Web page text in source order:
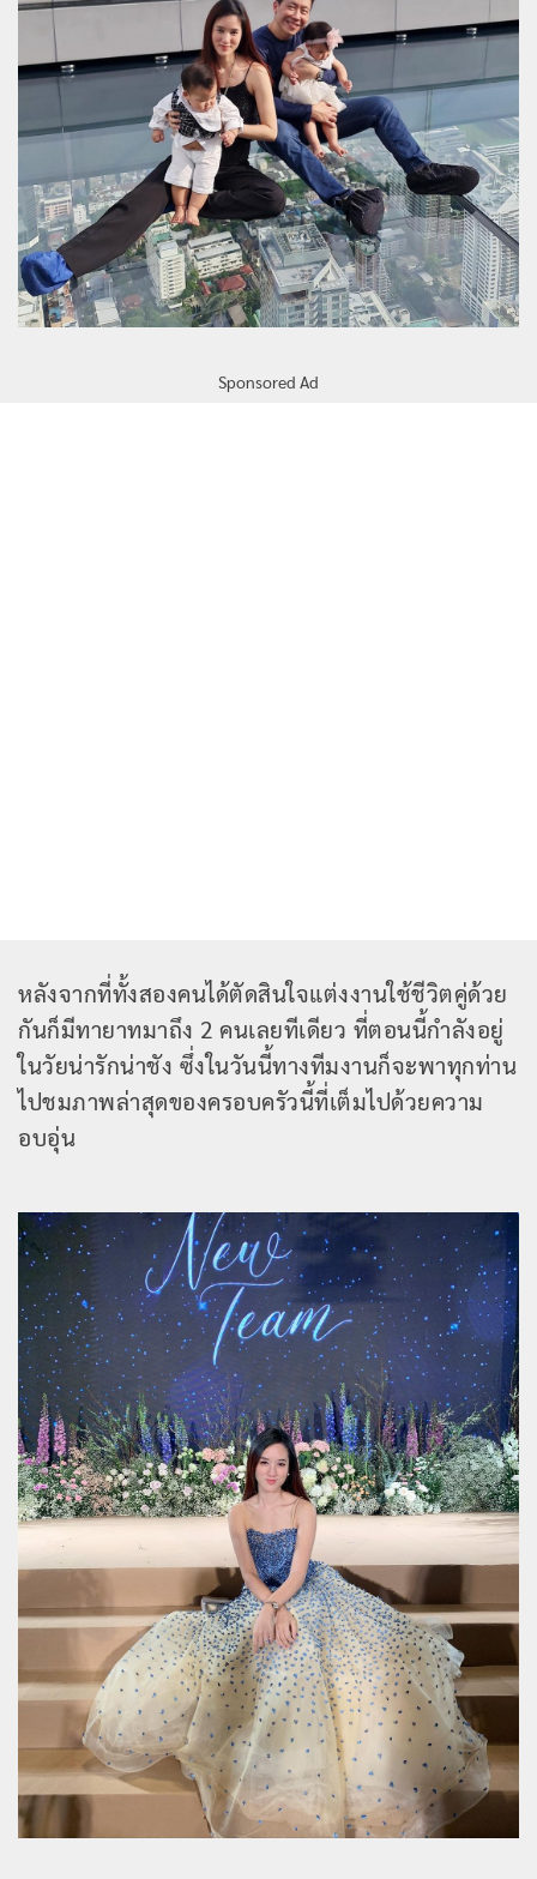
Sponsored Ad
หลังจากที่ทั้งสองคนได้ตัดสินใจแต่งงานใช้ชีวิตคู่ด้วย
กันก็มีทายาทมาถึง 2 คนเลยทีเดียว ที่ตอนนี้กำลังอยู่
ในวัยน่ารักน่าชัง ซึ่งในวันนี้ทางทีมงานก็จะพาทุกท่าน
ไปชมภาพล่าสุดของครอบครัวนี้ที่เต็มไปด้วยความ
อบอุ่น